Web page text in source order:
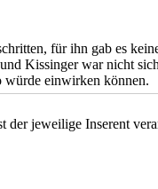
für ihn gab es
Kissinger war nicht
würde einwirken können.
der jeweilige Inserent